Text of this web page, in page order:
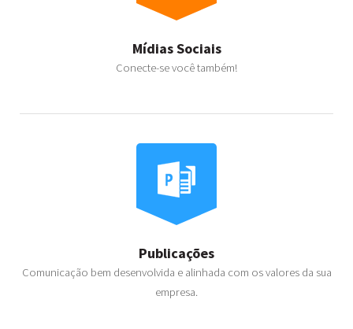
Mídias Sociais
Conecte-se você também!
Publicações
Comunicação bem desenvolvida e alinhada com os valores da sua
empresa.